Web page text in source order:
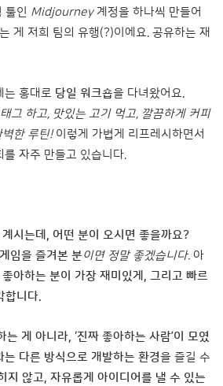
툴인 Midjourney계정을 하나씩 만들어
게 저희 팀의 유행(?)이에요. 공유하는 재
는 홍대로 당일 워크숍을 다녀왔어요.
그 하고, 맛있는 고기 먹고, 깔끔하게 커피
벽한 루틴!이렇게 가볍게 리프레시하면서
자주 만들고 있습니다.
시는데, 어떤 분이 오시면 좋을까요?
임을 즐겨본 분이면 정말 좋겠습니다. 아
아하는 분이 가장 재미있게, 그리고 빠르
합니다.
는 게 아니라, ‘진짜 좋아하는 사람’이 모였
는 다른 방식으로 개발하는 환경을 즐길 수
지 않고, 자유롭게 아이디어를 낼 수 있는